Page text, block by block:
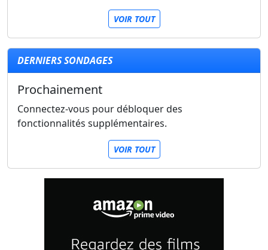
VOIR TOUT
DERNIERS SONDAGES
Prochainement
Connectez-vous pour débloquer des
fonctionnalités supplémentaires.
VOIR TOUT